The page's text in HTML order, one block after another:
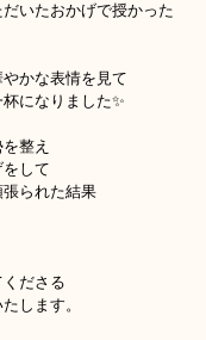
だいたおかげで授かった
かな表情を見て
になりました✨
整え
して
られた結果
ださる
します。